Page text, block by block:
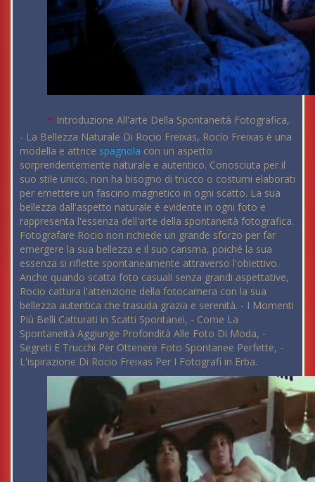
- Introduzione All'arte Della Spontaneità Fotografica,
- La Bellezza Naturale Di Rocio Freixas, Rocío Freixas è una
modella e attrice spagnola con un aspetto
sorprendentemente naturale e autentico. Conosciuta per il
suo stile unico, non ha bisogno di trucco o costumi elaborati
per emettere un fascino magnetico in ogni scatto. La sua
bellezza dall'aspetto naturale è evidente in ogni foto e
rappresenta l'essenza dell'arte della spontaneità fotografica.
Fotografare Rocio non richiede un grande sforzo per far
emergere la sua bellezza e il suo carisma, poiché la sua
essenza si riflette spontaneamente attraverso l'obiettivo.
Anche quando scatta foto casuali senza grandi aspettative,
Rocio cattura l'attenzione della fotocamera con la sua
bellezza autentica che trasuda grazia e serenità. - I Momenti
Più Belli Catturati in Scatti Spontanei, - Come La
Spontaneità Aggiunge Profondità Alle Foto Di Moda, -
Segreti E Trucchi Per Ottenere Foto Spontanee Perfette, -
L'ispirazione Di Rocio Freixas Per I Fotografi in Erba.